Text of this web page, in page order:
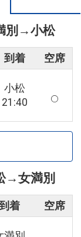
別 →小松
到着 空席
小松
21:40
→女満別
着 空席